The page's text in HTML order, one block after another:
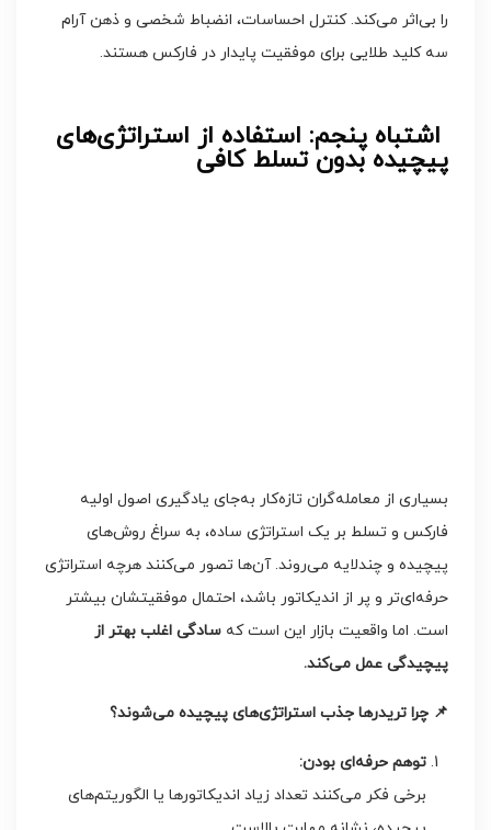
را بی‌اثر می‌کند. کنترل احساسات، انضباط شخصی و ذهن آرام
سه کلید طلایی برای موفقیت پایدار در فارکس هستند.
اشتباه پنجم: استفاده از استراتژی‌های
پیچیده بدون تسلط کافی
بسیاری از معامله‌گران تازه‌کار به‌جای یادگیری اصول اولیه
فارکس و تسلط بر یک استراتژی ساده، به سراغ روش‌های
پیچیده و چندلایه می‌روند. آن‌ها تصور می‌کنند هرچه استراتژی
حرفه‌ای‌تر و پر از اندیکاتور باشد، احتمال موفقیتشان بیشتر
است. اما واقعیت بازار این است که سادگی اغلب بهتر از
پیچیدگی عمل می‌کند.
📌 چرا تریدرها جذب استراتژی‌های پیچیده می‌شوند؟
توهم حرفه‌ای بودن:
برخی فکر می‌کنند تعداد زیاد اندیکاتورها یا الگوریتم‌های